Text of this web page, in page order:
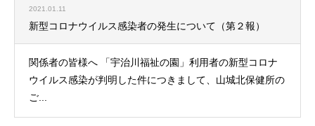
2021.01.11
新型コロナウイルス感染者の発生について（第２報）
関係者の皆様へ 「宇治川福祉の園」利用者の新型コロナ
ウイルス感染が判明した件につきまして、山城北保健所の
ご...